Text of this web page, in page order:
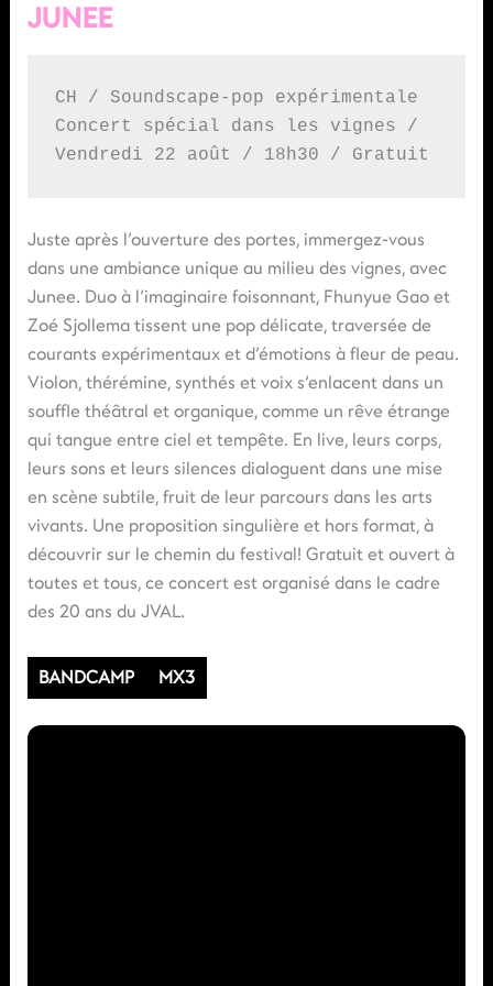
JUNEE
CH / Soundscape-pop expérimentale
Concert spécial dans les vignes /
Juste après l’ouverture des portes, immergez-vous
dans une ambiance unique au milieu des vignes, avec
Junee. Duo à l’imaginaire foisonnant, Fhunyue Gao et
Zoé Sjollema tissent une pop délicate, traversée de
courants expérimentaux et d’émotions à fleur de peau.
Violon, thérémine, synthés et voix s’enlacent dans un
souffle théâtral et organique, comme un rêve étrange
qui tangue entre ciel et tempête. En live, leurs corps,
leurs sons et leurs silences dialoguent dans une mise
en scène subtile, fruit de leur parcours dans les arts
vivants. Une proposition singulière et hors format, à
découvrir sur le chemin du festival! Gratuit et ouvert à
toutes et tous, ce concert est organisé dans le cadre
des 20 ans du JVAL.
BANDCAMP MX3